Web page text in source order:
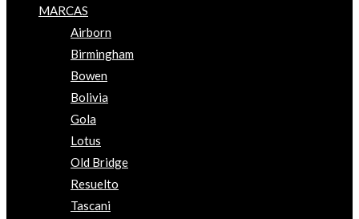
MARCAS
Airborn
Birmingham
Bowen
Bolivia
Gola
Lotus
Old Bridge
Resuelto
Tascani